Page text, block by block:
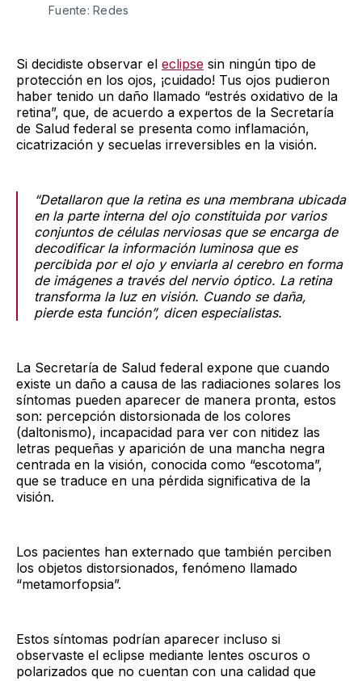
Fuente: Redes
Si decidiste observar el eclipse sin ningún tipo de
protección en los ojos, ¡cuidado! Tus ojos pudieron
haber tenido un daño llamado “estrés oxidativo de la
retina”, que, de acuerdo a expertos de la Secretaría
de Salud federal se presenta como inflamación,
cicatrización y secuelas irreversibles en la visión.
“Detallaron que la retina es una membrana ubicada
en la parte interna del ojo constituida por varios
conjuntos de células nerviosas que se encarga de
decodificar la información luminosa que es
percibida por el ojo y enviarla al cerebro en forma
de imágenes a través del nervio óptico. La retina
transforma la luz en visión. Cuando se daña,
pierde esta función”, dicen especialistas.
La Secretaría de Salud federal expone que cuando
existe un daño a causa de las radiaciones solares los
síntomas pueden aparecer de manera pronta, estos
son: percepción distorsionada de los colores
(daltonismo), incapacidad para ver con nitidez las
letras pequeñas y aparición de una mancha negra
centrada en la visión, conocida como “escotoma”,
que se traduce en una pérdida significativa de la
visión.
Los pacientes han externado que también perciben
los objetos distorsionados, fenómeno llamado
“metamorfopsia”.
Estos síntomas podrían aparecer incluso si
observaste el eclipse mediante lentes oscuros o
polarizados que no cuentan con una calidad que